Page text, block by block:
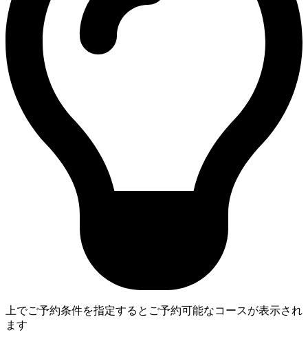
上でご予約条件を指定するとご予約可能なコースが表示され
ます